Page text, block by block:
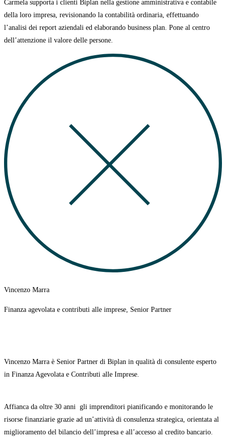
Carmela supporta i clienti Biplan nella gestione amministrativa e contabile
della loro impresa, revisionando la contabilità ordinaria, effettuando
l’analisi dei report aziendali ed elaborando business plan. Pone al centro
dell’attenzione il valore delle persone.
Vincenzo Marra
Finanza agevolata e contributi alle imprese, Senior Partner
Vincenzo Marra è Senior Partner di Biplan in qualità di consulente esperto
in Finanza Agevolata e Contributi alle Imprese.
Affianca da oltre 30 anni gli imprenditori pianificando e monitorando le
risorse finanziarie grazie ad un’attività di consulenza strategica, orientata al
miglioramento del bilancio dell’impresa e all’accesso al credito bancario.